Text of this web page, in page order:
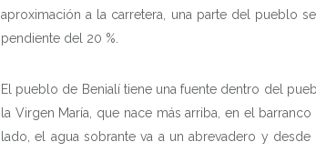
aproximación a la carretera, una parte del pueblo
pendiente del 20 %.
El pueblo de Benialí tiene una fuente dentro del
la Virgen María, que nace más arriba, en el
lado, el agua sobrante va a un abrevadero y